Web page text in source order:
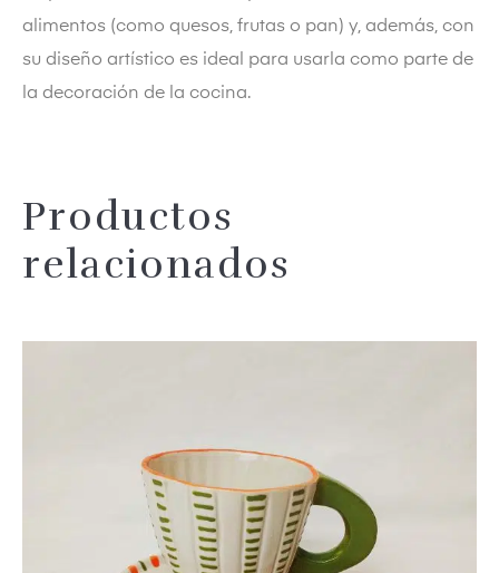
alimentos (como quesos, frutas o pan) y, además, con
su diseño artístico es ideal para usarla como parte de
la decoración de la cocina.
Productos
relacionados